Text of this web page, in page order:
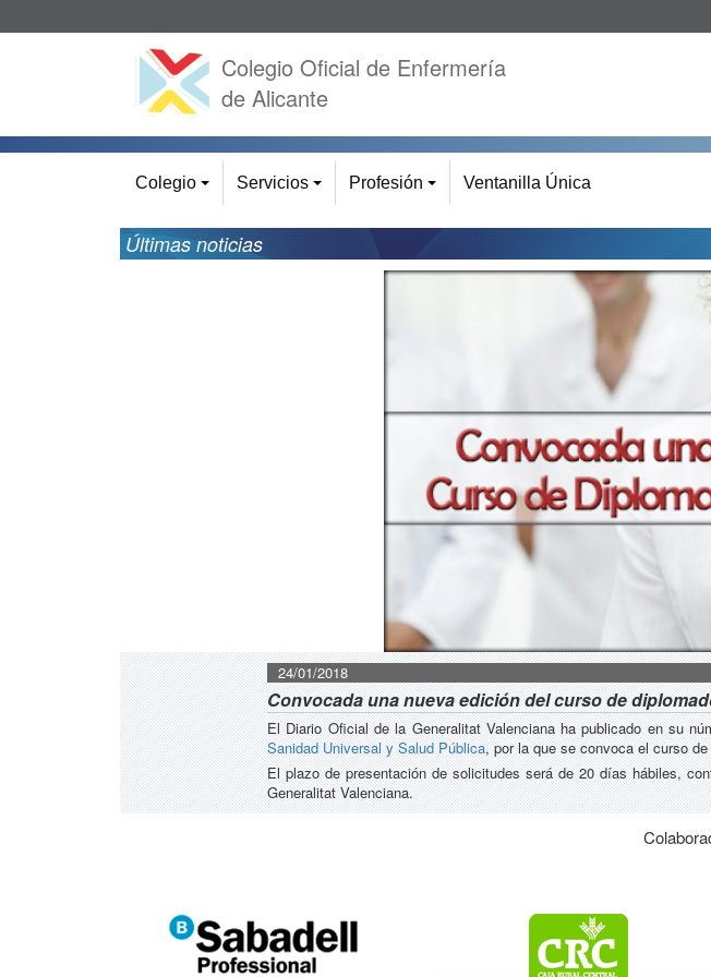
Colegio Oficial de Enfermería
de Alicante
Colegio Servicios Profesión Ventanilla Única
Últimas noticias
24/01/2018
Convocada una nueva edición del curso de
El Diario Oficial de la Generalitat Valenciana ha publicado en su
Sanidad Universal y Salud Pública, por la que se convoca el curso
El plazo de presentación de solicitudes será de 20 días hábiles,
Generalitat Valenciana.